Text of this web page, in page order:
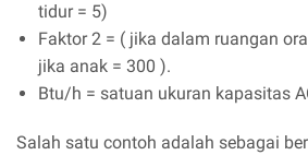
tidur = 5)
Faktor 2 = ( jika dalam ruangan
jika anak = 300 ).
Btu/h = satuan ukuran kapasitas
Salah satu contoh adalah sebagai